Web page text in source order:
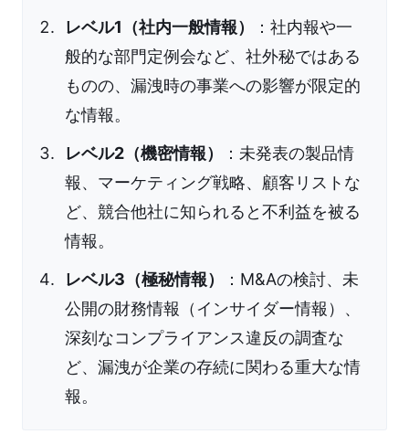
レベル1（社内一般情報）
：社内報や一
般的な部門定例会など、社外秘ではある
ものの、漏洩時の事業への影響が限定的
な情報。
レベル2（機密情報）
：未発表の製品情
報、マーケティング戦略、顧客リストな
ど、競合他社に知られると不利益を被る
情報。
レベル3（極秘情報）
：M&Aの検討、未
公開の財務情報（インサイダー情報）、
深刻なコンプライアンス違反の調査な
ど、漏洩が企業の存続に関わる重大な情
報。